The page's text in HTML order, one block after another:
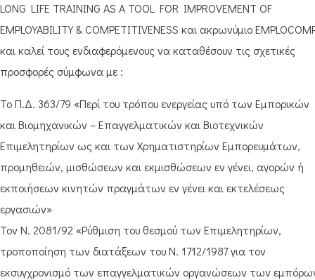
LONG LIFE TRAINING AS A TOOL FOR IMPROVEMENT OF
EMPLOYABILITY & COMPETITIVENESS και ακρωνύμιο
και καλεί τους ενδιαφερόμενους να καταθέσουν τις σχετικές
προσφορές σύμφωνα με :
Το Π.Δ. 363/79 «Περί του τρόπου ενεργείας υπό των Εμπορικών
και Βιομηχανικών – Επαγγελματικών και Βιοτεχνικών
Επιμελητηρίων ως και των Χρηματιστηρίων Εμπορευμάτων,
προμηθειών, μισθώσεων και εκμισθώσεων εν γένει, αγορών ή
εκποιήσεων κινητών πραγμάτων εν γένει και εκτελέσεως
εργασιών»
Τον Ν. 2081/92 «Ρύθμιση του θεσμού των Επιμελητηρίων,
τροποποίηση των διατάξεων του Ν. 1712/1987 για τον
εκσυγχρονισμό των επαγγελματικών οργανώσεων των